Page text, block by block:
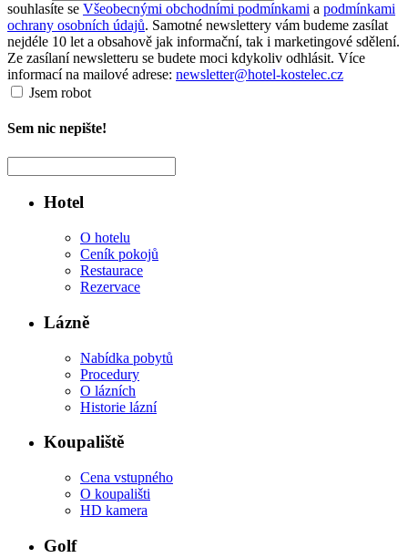
souhlasíte se Všeobecnými obchodními podmínkami a podmínkami
ochrany osobních údajů. Samotné newslettery vám budeme zasílat
nejdéle 10 let a obsahově jak informační, tak i marketingové sdělení.
Ze zasílaní newsletteru se budete moci kdykoliv odhlásit. Více
informací na mailové adrese: newsletter@hotel-kostelec.cz
Jsem robot
Sem nic nepište!
Hotel
O hotelu
Ceník pokojů
Restaurace
Rezervace
Lázně
Nabídka pobytů
Procedury
O lázních
Historie lázní
Koupaliště
Cena vstupného
O koupališti
HD kamera
Golf